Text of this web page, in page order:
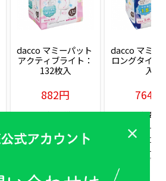
dacco マミーパット
アクティブライト：
132枚入
882円
販売価格(税込)
dacco マミー
ロングタイム
入
764円
販売価格(税